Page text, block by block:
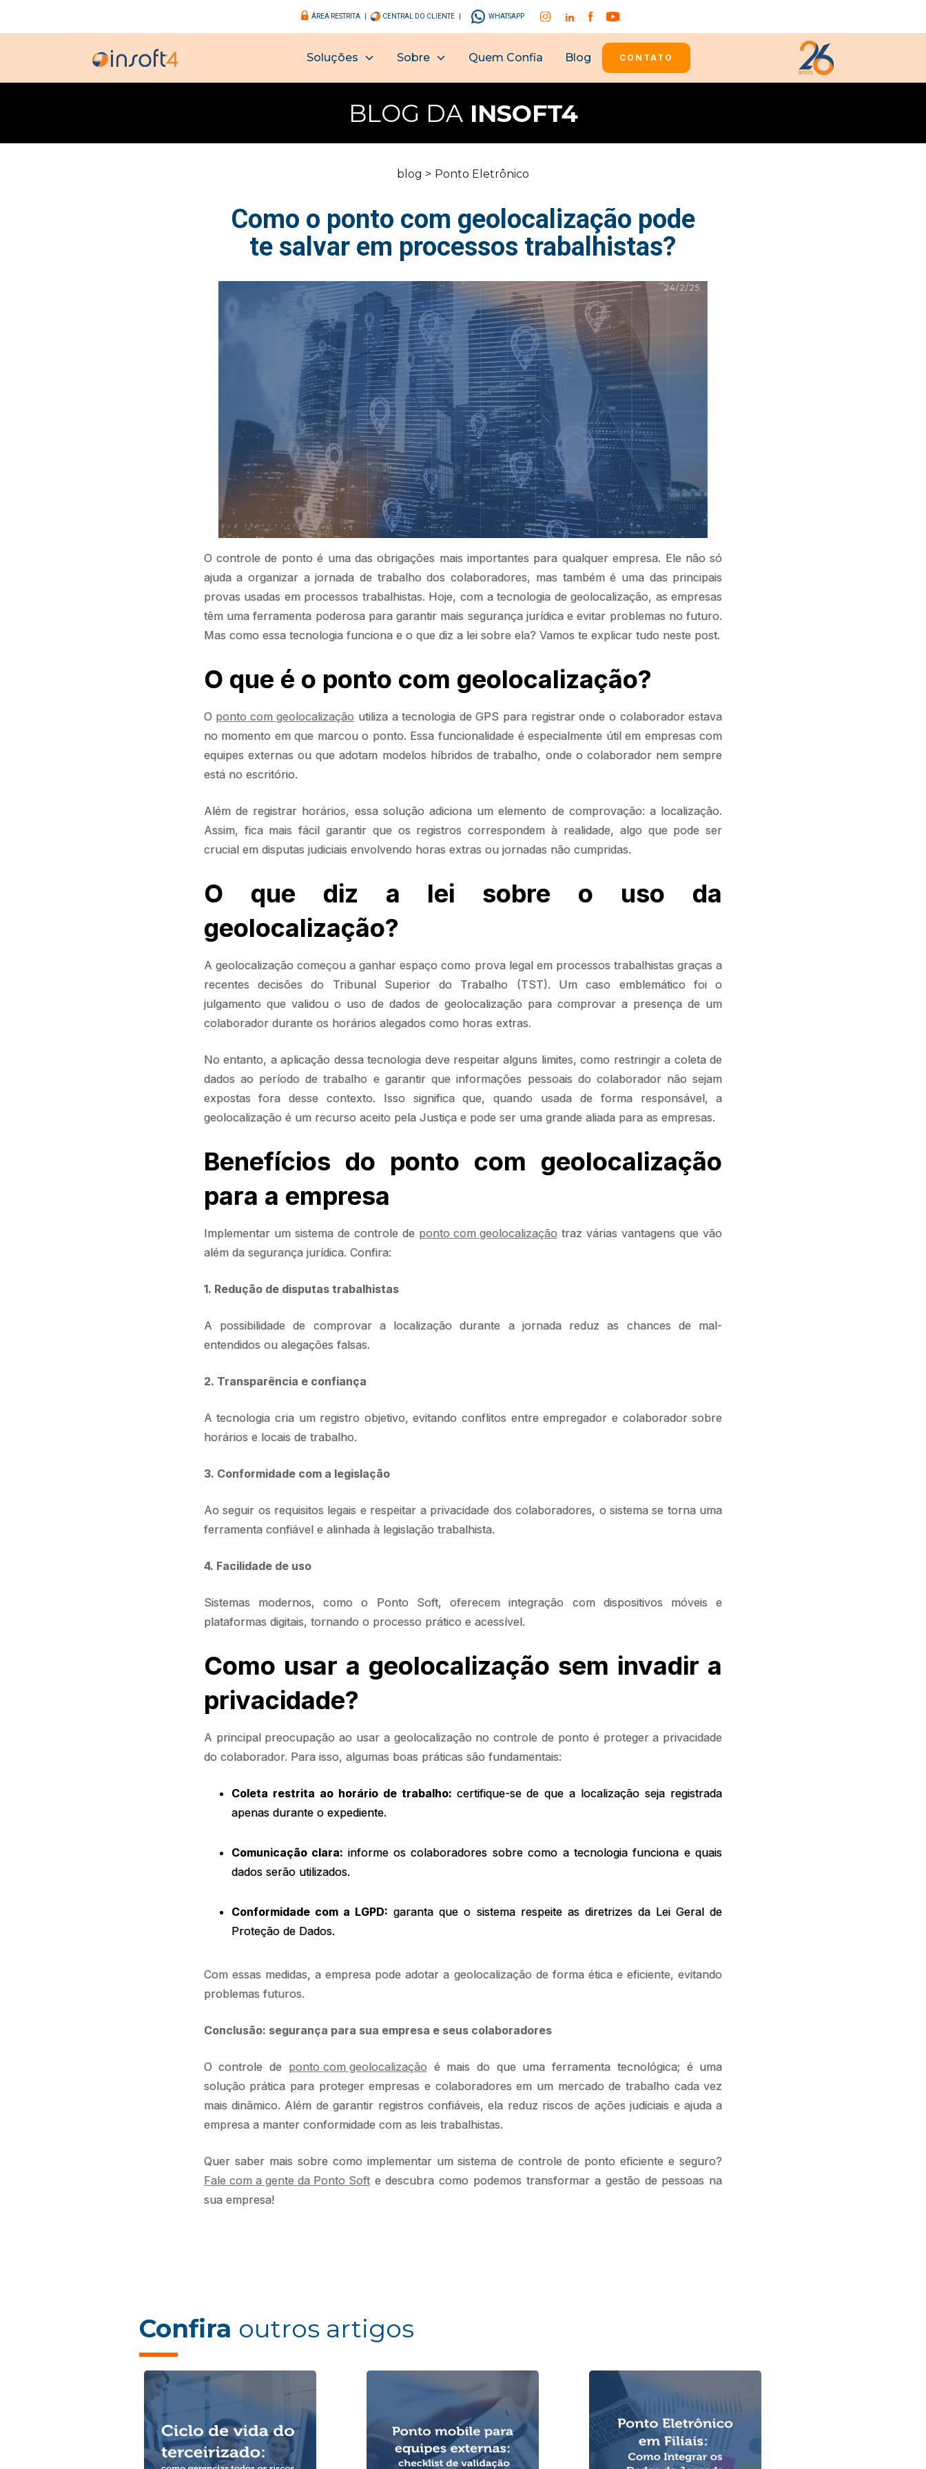
ÁREA RESTRITA | CENTRAL DO CLIENTE | WHATSAPP
Soluções Sobre Quem Confia Blog CONTATO
BLOG DAINSOFT4
blog > Ponto Eletrônico
Como o ponto com geolocalização pode
te salvar em processos trabalhistas?
24/2/25
O controle de ponto é uma das obrigações mais importantes para qualquer empresa. Ele não só
ajuda a organizar a jornada de trabalho dos colaboradores, mas também é uma das principais
provas usadas em processos trabalhistas. Hoje, com a tecnologia de geolocalização, as empresas
têm uma ferramenta poderosa para garantir mais segurança jurídica e evitar problemas no futuro.
Mas como essa tecnologia funciona e o que diz a lei sobre ela? Vamos te explicar tudo neste post.
O que é o ponto com geolocalização?
O ponto com geolocalização utiliza a tecnologia de GPS para registrar onde o colaborador estava
no momento em que marcou o ponto. Essa funcionalidade é especialmente útil em empresas com
equipes externas ou que adotam modelos híbridos de trabalho, onde o colaborador nem sempre
está no escritório.
Além de registrar horários, essa solução adiciona um elemento de comprovação: a localização.
Assim, fica mais fácil garantir que os registros correspondem à realidade, algo que pode ser
crucial em disputas judiciais envolvendo horas extras ou jornadas não cumpridas.
O que diz a lei sobre o uso da
geolocalização?
A geolocalização começou a ganhar espaço como prova legal em processos trabalhistas graças a
recentes decisões do Tribunal Superior do Trabalho (TST). Um caso emblemático foi o
julgamento que validou o uso de dados de geolocalização para comprovar a presença de um
colaborador durante os horários alegados como horas extras.
No entanto, a aplicação dessa tecnologia deve respeitar alguns limites, como restringir a coleta de
dados ao período de trabalho e garantir que informações pessoais do colaborador não sejam
expostas fora desse contexto. Isso significa que, quando usada de forma responsável, a
geolocalização é um recurso aceito pela Justiça e pode ser uma grande aliada para as empresas.
Benefícios do ponto com geolocalização
para a empresa
Implementar um sistema de controle de ponto com geolocalização traz várias vantagens que vão
além da segurança jurídica. Confira:
1. Redução de disputas trabalhistas
A possibilidade de comprovar a localização durante a jornada reduz as chances de mal-
entendidos ou alegações falsas.
2. Transparência e confiança
A tecnologia cria um registro objetivo, evitando conflitos entre empregador e colaborador sobre
horários e locais de trabalho.
3. Conformidade com a legislação
Ao seguir os requisitos legais e respeitar a privacidade dos colaboradores, o sistema se torna uma
ferramenta confiável e alinhada à legislação trabalhista.
4. Facilidade de uso
Sistemas modernos, como o Ponto Soft, oferecem integração com dispositivos móveis e
plataformas digitais, tornando o processo prático e acessível.
Como usar a geolocalização sem invadir a
privacidade?
A principal preocupação ao usar a geolocalização no controle de ponto é proteger a privacidade
do colaborador. Para isso, algumas boas práticas são fundamentais:
Coleta restrita ao horário de trabalho: certifique-se de que a localização seja registrada
apenas durante o expediente.
Comunicação clara: informe os colaboradores sobre como a tecnologia funciona e quais
dados serão utilizados.
Conformidade com a LGPD: garanta que o sistema respeite as diretrizes da Lei Geral de
Proteção de Dados.
Com essas medidas, a empresa pode adotar a geolocalização de forma ética e eficiente, evitando
problemas futuros.
Conclusão: segurança para sua empresa e seus colaboradores
O controle de ponto com geolocalizaçãoé mais do que uma ferramenta tecnológica; é uma
solução prática para proteger empresas e colaboradores em um mercado de trabalho cada vez
mais dinâmico. Além de garantir registros confiáveis, ela reduz riscos de ações judiciais e ajuda a
empresa a manter conformidade com as leis trabalhistas.
Quer saber mais sobre como implementar um sistema de controle de ponto eficiente e seguro?
Fale com a gente da Ponto Softe descubra como podemos transformar a gestão de pessoas na
sua empresa!
Confira outros artigos